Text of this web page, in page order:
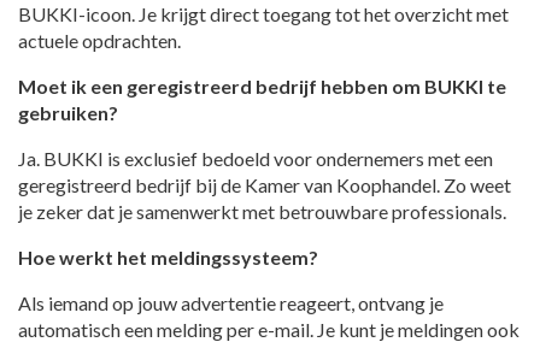
BUKKI-icoon. Je krijgt direct toegang tot het overzicht met
actuele opdrachten.
Moet ik een geregistreerd bedrijf hebben om BUKKI te
gebruiken?
Ja. BUKKI is exclusief bedoeld voor ondernemers met een
geregistreerd bedrijf bij de Kamer van Koophandel. Zo weet
je zeker dat je samenwerkt met betrouwbare professionals.
Hoe werkt het meldingssysteem?
Als iemand op jouw advertentie reageert, ontvang je
automatisch een melding per e-mail. Je kunt je meldingen ook